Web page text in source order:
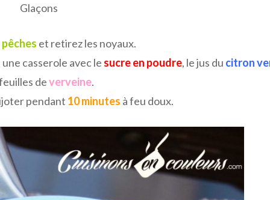
Glaçons
pêches et retirez les noyaux.
casserole avec le sucre en poudre, le jus du citron
deverveine.
pendant 10 minutes à feu doux.